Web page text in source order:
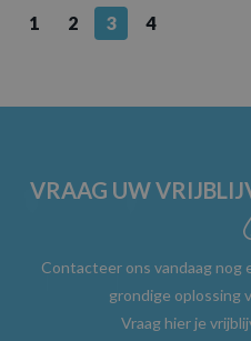
1 2 3 4
VRAAG UW
Contacteer ons vandaag nog
grondige oplossing
Vraag hier je